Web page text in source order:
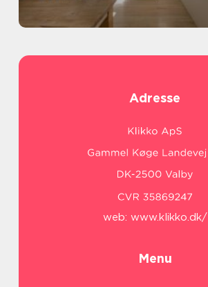
Adresse
web: www.klikko.dk/
Menu